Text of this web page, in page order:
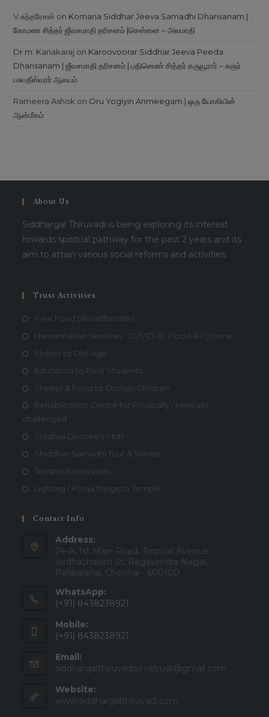
V.சுந்தரேசன் on Komana Siddhar Jeeva Samadhi Dharisanam |
கோமண சித்தர் ஜீவசமாதி தரிசனம் |சென்னை – அலமாதி
Dr m. Kanakaraj on Karoovoorar Siddhar Jeeva Peeda
Dharisanam | ஜீவசமாதி தரிசனம் | பதினெண் சித்தர் கருவூரார் – கரூர்
பசுபதீஸ்வரர் ஆலயம்
Rameera Ashok on Oru Yogiyin Anmeegam | ஒரு யோகியின்
ஆன்மீகம்
About Us
Siddhargal Thiruvadi is being exploring its interest
towards spiritual pathway for the past 2 years and its
aim to attain various social reforms and activities.
Trust Activities
Free Food (Annadhanam)
Humanitarian Services : COVID-19, Flood & Cyclone
Sheter to Old-Age
Education to Poor Students
Shelter & Food to Orphan Children
Rehabilitation Centre for Physically / Mentally
challenged
Siddhas Divotee's Mutt
Shiddhar Samadhi Tour & Travels
Temple Renovation
Lighting / Pooja things to Temple
Contact Info
Address:
24-A, 1st Main Road, Tropical Avenue,
Vedhachalam St, Ragavendra Nagar,
Pallikaranai, Chennai - 600100
WhatsApp:
(+91) 8438238921
Mobile:
(+91) 8438238921
Email:
siddhargalthiruvadisevatrust@gmail.com
Website:
www.siddhargalthiruvadi.com